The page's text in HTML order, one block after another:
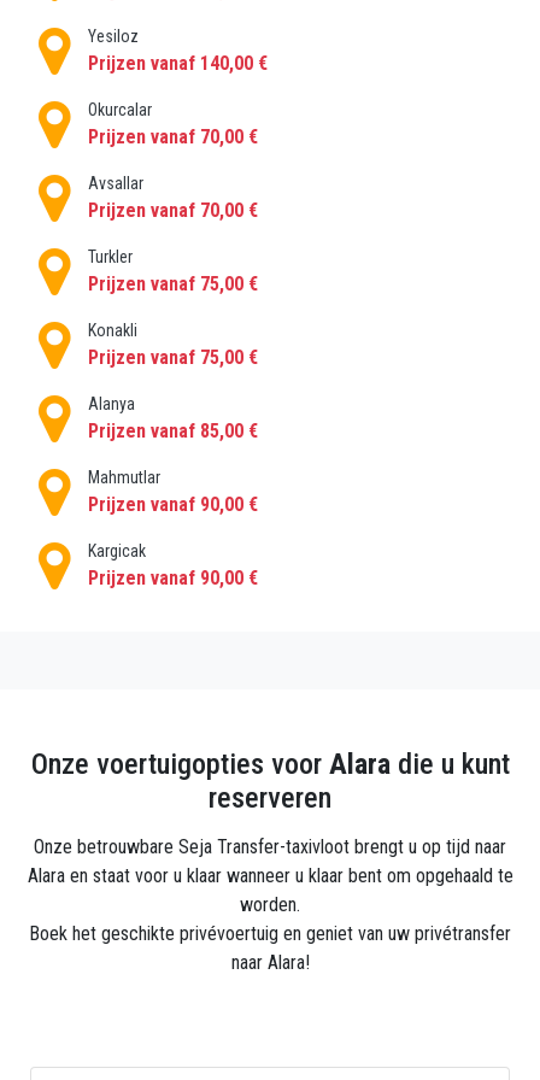
rekening te vermijden. Bespaar uzelf zulke
onaangename verrassingen en geniet van uw
AlaraTransfer met ons betrouwbare bureau. Begin
uw reis met Privatetransferantalya en geniet van uw
Yesiloz
Prijzen vanaf 140,00 €
Okurcalar
Prijzen vanaf 70,00 €
Avsallar
Prijzen vanaf 70,00 €
Turkler
Prijzen vanaf 75,00 €
Konakli
Prijzen vanaf 75,00 €
Alanya
Prijzen vanaf 85,00 €
Mahmutlar
Prijzen vanaf 90,00 €
Kargicak
Prijzen vanaf 90,00 €
Onze voertuigopties voor Alaradie u kunt
reserveren
Onze betrouwbare Seja Transfer-taxivloot brengt u op tijd naar
Alara en staat voor u klaar wanneer u klaar bent om opgehaald te
worden.
Boek het geschikte privévoertuig en geniet van uw privétransfer
naar Alara!